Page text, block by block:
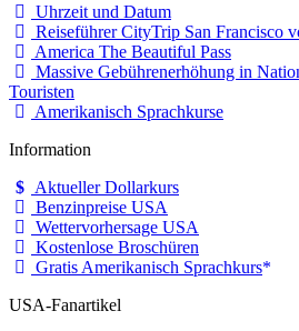
Uhrzeit und Datum
Reiseführer CityTrip San Francisco
America The Beautiful Pass
Massive Gebührenerhöhung in
Touristen
Amerikanisch Sprachkurse
Information
Aktueller Dollarkurs
Benzinpreise USA
Wettervorhersage USA
Kostenlose Broschüren
Gratis Amerikanisch Sprachkurs
USA-Fanartikel